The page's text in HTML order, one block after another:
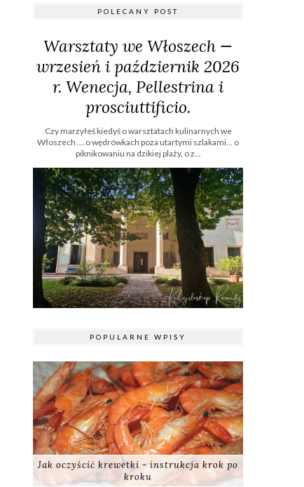
POLECANY POST
Warsztaty we Włoszech —
wrzesień i październik 2026
r. Wenecja, Pellestrina i
prosciuttificio.
Czy marzyłeś kiedyś o warsztatach kulinarnych we
Włoszech ....o wędrówkach poza utartymi szlakami… o
piknikowaniu na dzikiej plaży, o z...
POPULARNE WPISY
Jak oczyścić krewetki - instrukcja krok po
kroku